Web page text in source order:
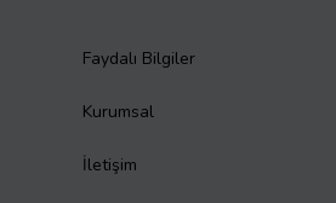
Faydalı Bilgiler
Kurumsal
İletişim